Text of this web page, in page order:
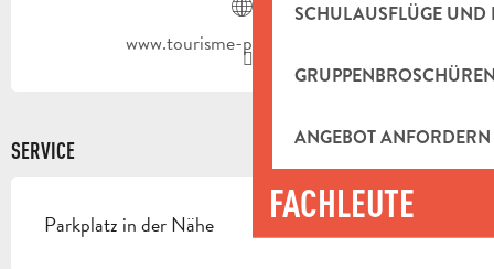
SCHULAUSFLÜGE UND
ANGEBOT ANFORDERN
FACHLEUTE
www.tourisme-paysdaubagne.fr
SERVICE
Parkplatz in der Nähe